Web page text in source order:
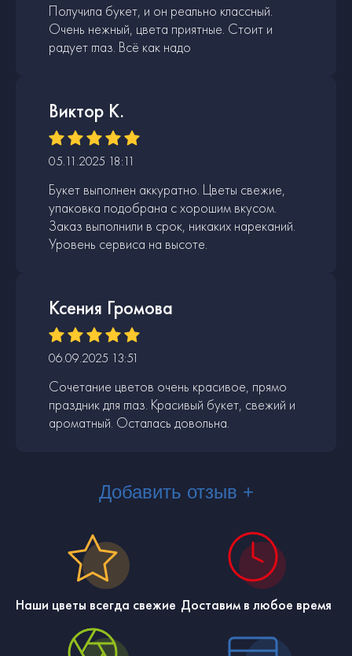
Получила букет, и он реально классный.
Очень нежный, цвета приятные. Стоит и
радует глаз. Всё как надо
Виктор К.
05.11.2025 18:11
Букет выполнен аккуратно. Цветы свежие,
упаковка подобрана с хорошим вкусом.
Заказ выполнили в срок, никаких нареканий.
Уровень сервиса на высоте.
Ксения Громова
06.09.2025 13:51
Сочетание цветов очень красивое, прямо
праздник для глаз. Красивый букет, свежий и
ароматный. Осталась довольна.
Добавить отзыв +
Наши цветы всегда свежие Доставим в любое время